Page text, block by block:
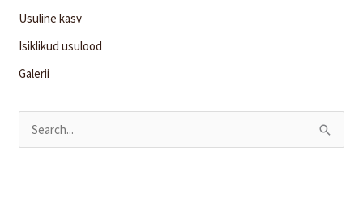
Usuline kasv
Isiklikud usulood
Galerii